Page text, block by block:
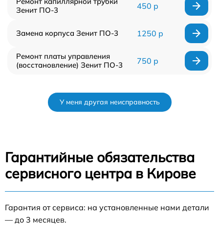
Зенит ПО-3
450 р
Замена корпуса Зенит ПО-3 1250 р
Ремонт платы управления
(восстановление) Зенит ПО-3
750 р
У меня другая неисправность
Гарантийные обязательства
сервисного центра в Кирове
Гарантия от сервиса: на установленные нами детали
— до 3 месяцев.